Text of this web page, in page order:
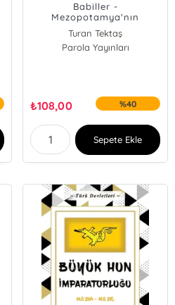
Babiller -
Mezopotamya'nın
Gelişmiş Uygarlığı Tarihe
Yön Veren Medeniyetler
Turan Tektaş
Parola Yayınları
₺108,00 %40
Sepete Ekle